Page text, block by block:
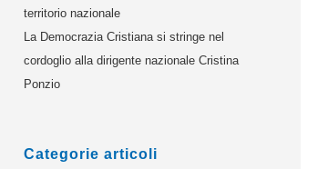
territorio nazionale
La Democrazia Cristiana si stringe nel
cordoglio alla dirigente nazionale Cristina
Ponzio
Categorie articoli